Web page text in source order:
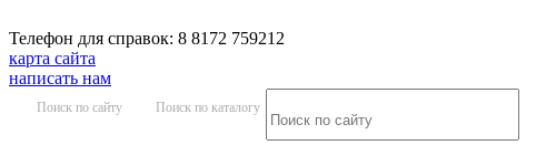
Телефон для справок: 8 8172 759212
карта сайта
написать нам
Поиск по сайту Поиск по каталогу